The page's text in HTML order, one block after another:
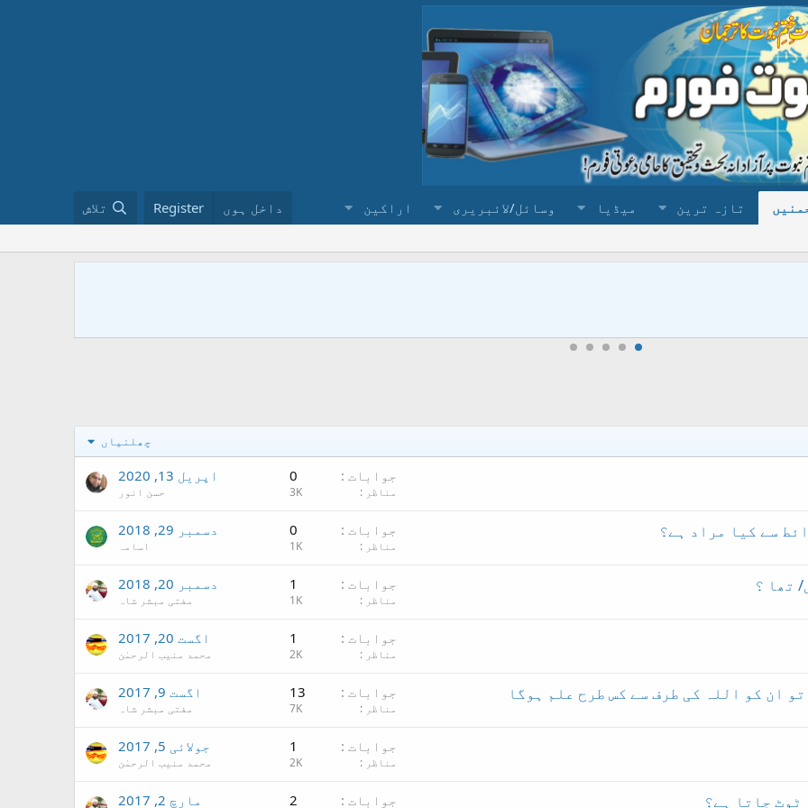
تازہ ترین میڈیا وسائل/لائبریری اراکین داخل ہوں Register تلاش
چھلنیاں
جوابات 0
مناظر 3K
اپریل 13, 2020
حسن انور
سے کیا مراد ہے؟ جوابات 0
مناظر 1K
دسمبر 29, 2018
اسامہ
تھا ؟ جوابات 1
مناظر 1K
دسمبر 20, 2018
مفتی مبشر شاہ
جوابات 1
مناظر 2K
اگست 20, 2017
محمد منیب الرحمٰن
ان کو اللہ کی طرف سے کس طرح علم ہوگا جوابات 13
مناظر 7K
اگست 9, 2017
مفتی مبشر شاہ
جوابات 1
مناظر 2K
جولائی 5, 2017
محمد منیب الرحمٰن
ٹوٹ جاتا ہے؟ جوابات 2 مارچ 2, 2017